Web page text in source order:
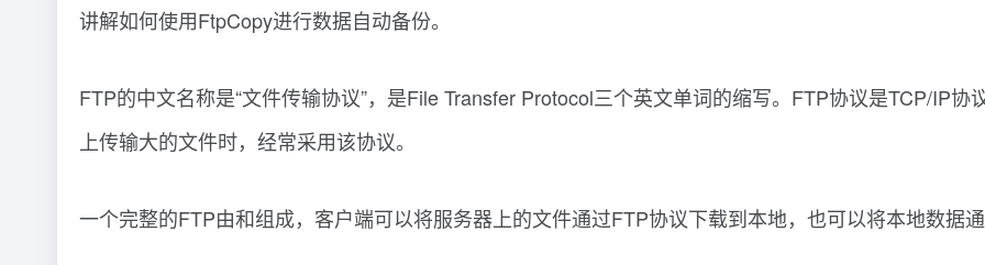
讲解如何使用FtpCopy进行数据自动备份。
FTP的中文名称是“文件传输协议”，是File Transfer Protocol三个英文单词的缩写。FTP协议是TCP/IP
上传输大的文件时，经常采用该协议。
一个完整的FTP由和组成，客户端可以将服务器上的文件通过FTP协议下载到本地，也可以将本地数据